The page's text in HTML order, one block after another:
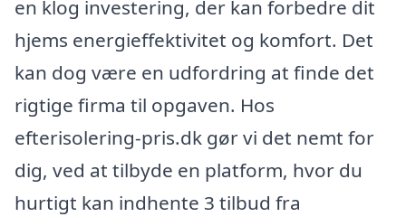
en klog investering, der kan forbedre dit
hjems energieffektivitet og komfort. Det
kan dog være en udfordring at finde det
rigtige firma til opgaven. Hos
efterisolering-pris.dk gør vi det nemt for
dig, ved at tilbyde en platform, hvor du
hurtigt kan indhente 3 tilbud fra